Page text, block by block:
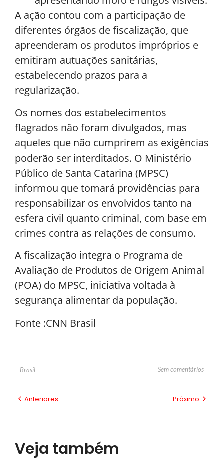
A ação contou com a participação de
diferentes órgãos de fiscalização, que
apreenderam os produtos impróprios e
emitiram autuações sanitárias,
estabelecendo prazos para a
regularização.
Os nomes dos estabelecimentos
flagrados não foram divulgados, mas
aqueles que não cumprirem as exigências
poderão ser interditados. O Ministério
Público de Santa Catarina (MPSC)
informou que tomará providências para
responsabilizar os envolvidos tanto na
esfera civil quanto criminal, com base em
crimes contra as relações de consumo.
A fiscalização integra o Programa de
Avaliação de Produtos de Origem Animal
(POA) do MPSC, iniciativa voltada à
segurança alimentar da população.
Fonte :CNN Brasil
Brasil Sem comentários
Anteriores Próximo
Veja também